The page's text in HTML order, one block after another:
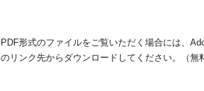
PDF形式のファイルをご覧いただく場合には、
のリンク先からダウンロードしてください。（無